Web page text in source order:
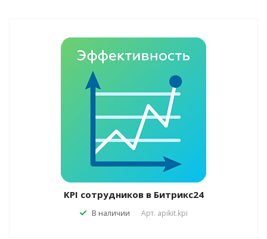
KPI сотрудников в Битрикс24
В наличии Арт. apikit.kpi